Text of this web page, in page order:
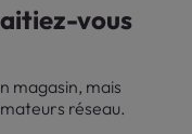
vous
magasin, mais
réseau.